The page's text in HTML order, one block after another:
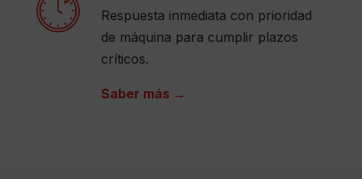
Respuesta inmediata con prioridad
de máquina para cumplir plazos
críticos.
Saber más →